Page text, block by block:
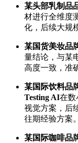
某头部乳制品
材进行全维度
化，后续大规
某国货美妆品
量结论，与某
高度一致，准
某国际饮料品
Testing AI在数
视觉方案，后
往期经验方案。
某国际咖啡品